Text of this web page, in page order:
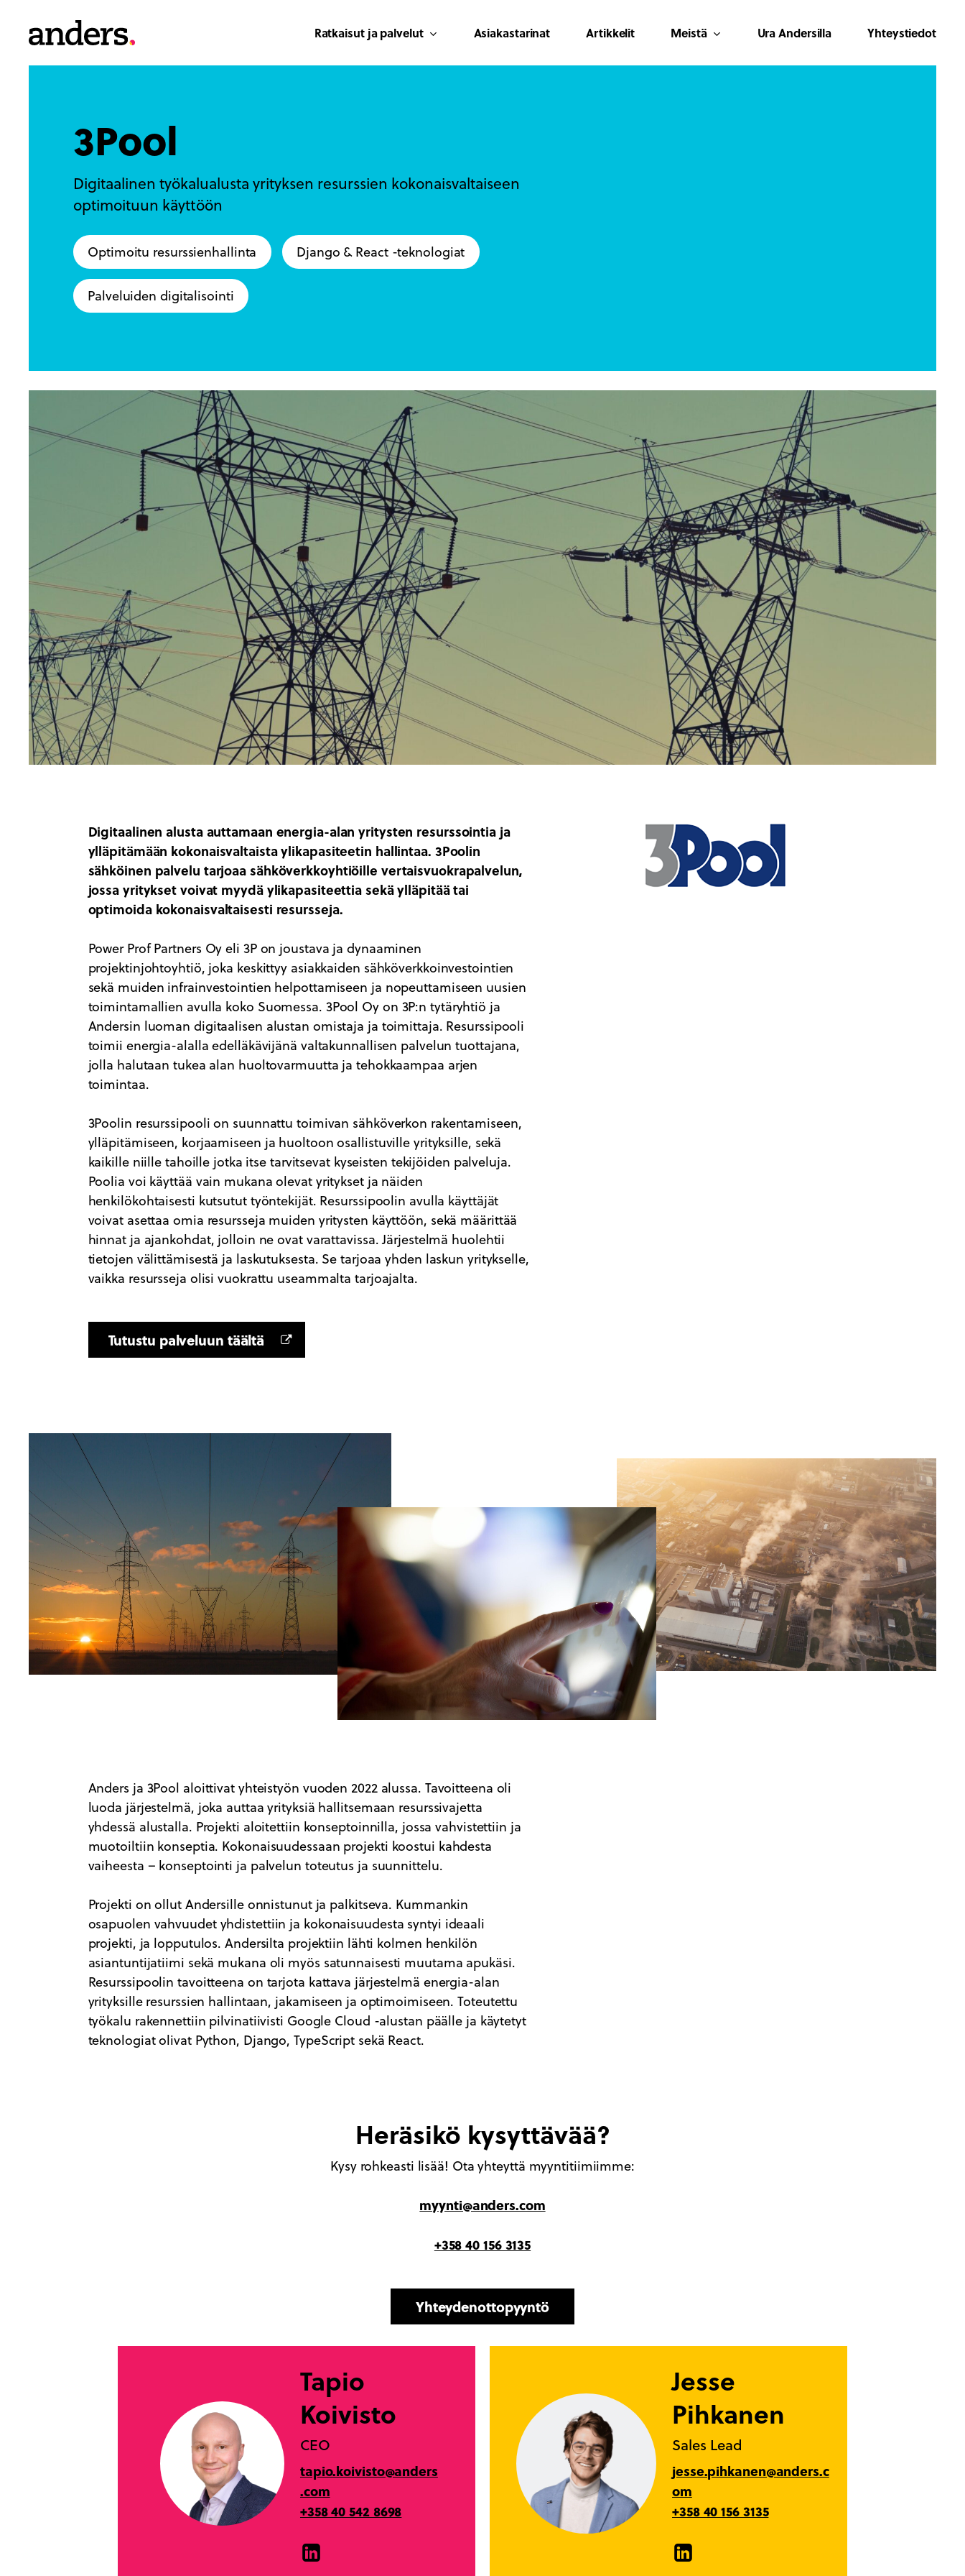
main
content
Ratkaisut ja palvelut Asiakastarinat Artikkelit Meistä Ura Andersilla Yhteystiedot
3Pool
Digitaalinen työkalualusta yrityksen resurssien kokonaisvaltaiseen
optimoituun käyttöön
Optimoitu resurssienhallinta Django & React -teknologiat
Palveluiden digitalisointi
Digitaalinen alusta auttamaan energia-alan yritysten resurssointia ja
ylläpitämään kokonaisvaltaista ylikapasiteetin hallintaa. 3Poolin
sähköinen palvelu tarjoaa sähköverkkoyhtiöille vertaisvuokrapalvelun,
jossa yritykset voivat myydä ylikapasiteettia sekä ylläpitää tai
optimoida kokonaisvaltaisesti resursseja.
Power Prof Partners Oy eli 3P on joustava ja dynaaminen
projektinjohtoyhtiö, joka keskittyy asiakkaiden sähköverkkoinvestointien
sekä muiden infrainvestointien helpottamiseen ja nopeuttamiseen uusien
toimintamallien avulla koko Suomessa. 3Pool Oy on 3P:n tytäryhtiö ja
Andersin luoman digitaalisen alustan omistaja ja toimittaja. Resurssipooli
toimii energia-alalla edelläkävijänä valtakunnallisen palvelun tuottajana,
jolla halutaan tukea alan huoltovarmuutta ja tehokkaampaa arjen
toimintaa.
3Poolin resurssipooli on suunnattu toimivan sähköverkon rakentamiseen,
ylläpitämiseen, korjaamiseen ja huoltoon osallistuville yrityksille, sekä
kaikille niille tahoille jotka itse tarvitsevat kyseisten tekijöiden palveluja.
Poolia voi käyttää vain mukana olevat yritykset ja näiden
henkilökohtaisesti kutsutut työntekijät. Resurssipoolin avulla käyttäjät
voivat asettaa omia resursseja muiden yritysten käyttöön, sekä määrittää
hinnat ja ajankohdat, jolloin ne ovat varattavissa. Järjestelmä huolehtii
tietojen välittämisestä ja laskutuksesta. Se tarjoaa yhden laskun yritykselle,
vaikka resursseja olisi vuokrattu useammalta tarjoajalta.
Tutustu palveluun täältä
Anders ja 3Pool aloittivat yhteistyön vuoden 2022 alussa. Tavoitteena oli
luoda järjestelmä, joka auttaa yrityksiä hallitsemaan resurssivajetta
yhdessä alustalla. Projekti aloitettiin konseptoinnilla, jossa vahvistettiin ja
muotoiltiin konseptia. Kokonaisuudessaan projekti koostui kahdesta
vaiheesta – konseptointi ja palvelun toteutus ja suunnittelu.
Projekti on ollut Andersille onnistunut ja palkitseva. Kummankin
osapuolen vahvuudet yhdistettiin ja kokonaisuudesta syntyi ideaali
projekti, ja lopputulos. Andersilta projektiin lähti kolmen henkilön
asiantuntijatiimi sekä mukana oli myös satunnaisesti muutama apukäsi.
Resurssipoolin tavoitteena on tarjota kattava järjestelmä energia-alan
yrityksille resurssien hallintaan, jakamiseen ja optimoimiseen. Toteutettu
työkalu rakennettiin pilvinatiivisti Google Cloud -alustan päälle ja käytetyt
teknologiat olivat Python, Django, TypeScript sekä React.
Heräsikö kysyttävää?
Kysy rohkeasti lisää! Ota yhteyttä myyntitiimiimme:
myynti@anders.com
+358 40 156 3135
Yhteydenottopyyntö
Tapio
Koivisto
CEO
tapio.koivisto@anders
.com
+358 40 542 8698
LinkedIn
Jesse
Pihkanen
Sales Lead
jesse.pihkanen@anders.c
om
+358 40 156 3135
LinkedIn